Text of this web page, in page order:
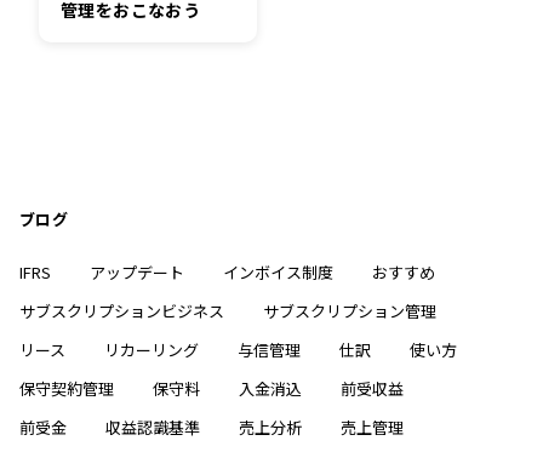
管理をおこなおう
ブログ
IFRS アップデート インボイス制度
おすすめ
サブスクリプションビジネス
サブスクリプション管理
リース
リカーリング 与信管理 仕訳
使い方
保守契約管理
保守料 入金消込
前受収益
前受金
収益認識基準 売上分析
売上管理